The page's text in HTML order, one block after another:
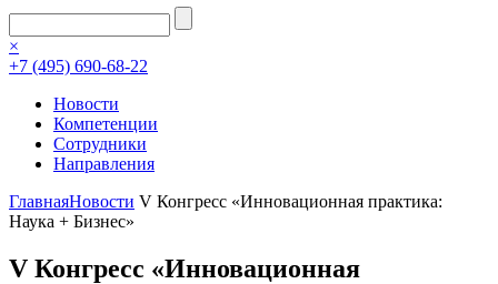
×
+7 (495) 690-68-22
Новости
Компетенции
Сотрудники
Направления
ГлавнаяНовости V Конгресс «Инновационная практика:
Наука + Бизнес»
V Конгресс «Инновационная